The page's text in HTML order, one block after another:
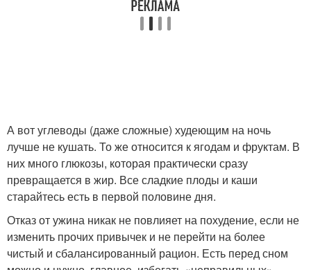
А вот углеводы (даже сложные) худеющим на ночь
лучше не кушать. То же относится к ягодам и фруктам. В
них много глюкозы, которая практически сразу
превращается в жир. Все сладкие плоды и каши
старайтесь есть в первой половине дня.
Отказ от ужина никак не повлияет на похудение, если не
изменить прочих привычек и не перейти на более
чистый и сбалансированный рацион. Есть перед сном